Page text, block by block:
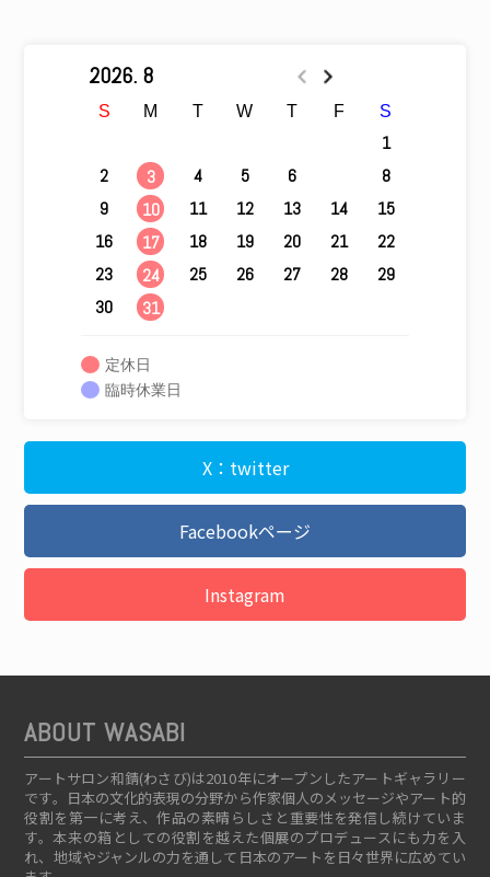
2026. 8
S M T W T F S
1
2
3 4 5 6
8
9
10 11 12 13 14
15
16
17 18 19 20 21
22
23
24 25 26 27 28
29
30
31
定休日
臨時休業日
X：twitter
Facebookページ
Instagram
ABOUT WASABI
アートサロン和錆(わさび)は2010年にオープンしたアートギャラリー
です。日本の文化的表現の分野から作家個人のメッセージやアート的
役割を第一に考え、作品の素晴らしさと重要性を発信し続けていま
す。本来の箱としての役割を越えた個展のプロデュースにも力を入
れ、地域やジャンルの力を通して日本のアートを日々世界に広めてい